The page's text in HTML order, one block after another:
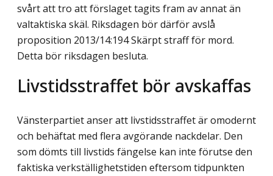
svårt att tro att förslaget tagits fram av annat än
valtaktiska skäl. Riksdagen bör därför avslå
proposition 2013/14:194 Skärpt straff för mord.
Detta bör riksdagen besluta.
Livstidsstraffet bör avskaffas
Vänsterpartiet anser att livstidsstraffet är omodernt
och behäftat med flera avgörande nackdelar. Den
som dömts till livstids fängelse kan inte förutse den
faktiska verkställighetstiden eftersom tidpunkten